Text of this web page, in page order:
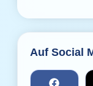
Auf Social